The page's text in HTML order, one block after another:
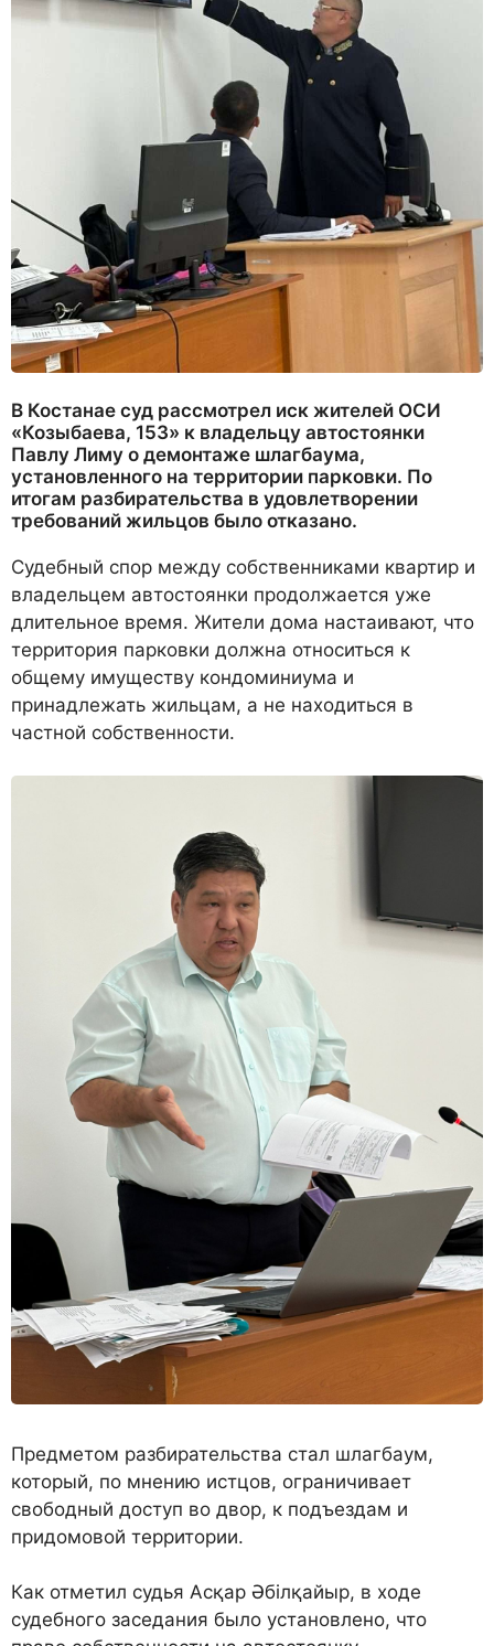
В Костанае суд рассмотрел иск жителей ОСИ
«Козыбаева, 153» к владельцу автостоянки
Павлу Лиму о демонтаже шлагбаума,
установленного на территории парковки. По
итогам разбирательства в удовлетворении
требований жильцов было отказано.
Судебный спор между собственниками квартир и
владельцем автостоянки продолжается уже
длительное время. Жители дома настаивают, что
территория парковки должна относиться к
общему имуществу кондоминиума и
принадлежать жильцам, а не находиться в
частной собственности.
Предметом разбирательства стал шлагбаум,
который, по мнению истцов, ограничивает
свободный доступ во двор, к подъездам и
придомовой территории.
Как отметил судья Асқар Әбілқайыр, в ходе
судебного заседания было установлено, что